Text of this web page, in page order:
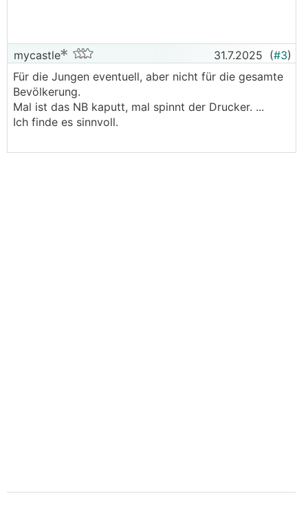
mycastle 31.7.2025 (#3)
Für die Jungen eventuell, aber nicht für die gesamte
Bevölkerung.
Mal ist das NB kaputt, mal spinnt der Drucker. ...
Ich finde es sinnvoll.